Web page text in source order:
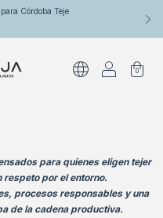
Córdoba Teje
0
para quienes eligen tejer
respeto por el entorno.
procesos responsables y una
de la cadena productiva.